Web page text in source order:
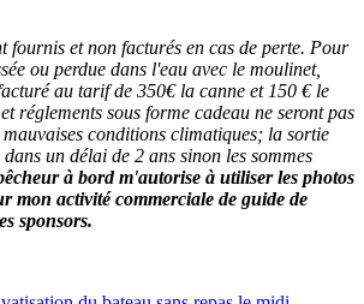
fournis et non facturés en cas de perte. Pour
ou perdue dans l'eau avec le moulinet,
au tarif de 350€ la canne et 150 € le
réglements sous forme cadeau ne seront pas
mauvaises conditions climatiques; la sortie
un délai de 2 ans sinon les sommes
à bord m'autorise à utiliser les photos
mon activité commerciale de guide de
sponsors.